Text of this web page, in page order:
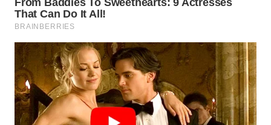
SUKABUMI
PURWAKARTA
WN
PRIANGAN
TIMUR